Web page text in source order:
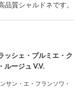
品質シャルドネです。
ッシェ・プルミエ・ク
ルージュ V.V.
サン・エ・フランソワ・